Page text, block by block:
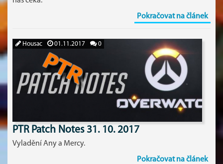
Pokračovat na článek
Housac 01.11.2017 0
PTR Patch Notes 31. 10. 2017
Vyladění Any a Mercy.
Pokračovat na článek